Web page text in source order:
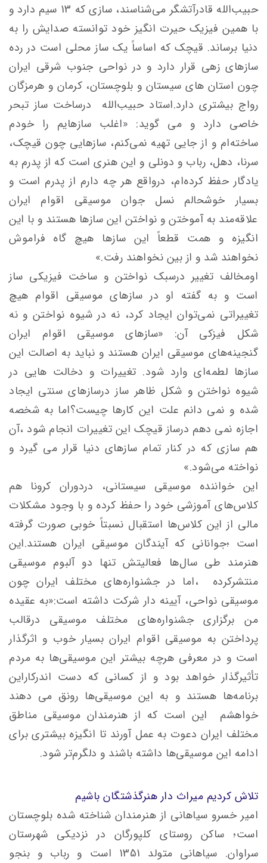
حبیب‌الله قادرآتشگر می‌شناسند، سازی که 13 سیم دارد و
با همین فیزیک حیرت انگیز خود توانسته صدایش را به
دنیا برساند. قیچک که اساساً یک ساز محلی است در رده
سازهای زهی قرار دارد و در نواحی جنوب شرقی ایران
چون استان های سیستان و بلوچستان، کرمان و هرمزگان
رواج بیشتری دارد.استاد حبیب‌الله درساخت ساز تبحر
خاصی دارد و می گوید: «اغلب سازهایم را خودم
ساخته‌ام و از جایی تهیه نمی‌کنم، سازهایی چون قیچک،
سرنا، دهل، رباب و دونلی و این هنری است که از پدرم به
یادگار حفظ کرده‌ام، درواقع هر چه دارم از پدرم است و
بسیار خوشحالم نسل جوان موسیقی اقوام ایران
علاقه‌مند به آموختن و نواختن این سازها هستند و با این
انگیزه و همت قطعاً این سازها هیچ گاه فراموش
نخواهند شد و از بین نخواهند رفت.»
اومخالف تغییر درسبک نواختن و ساخت فیزیکی ساز
است و به گفته او در سازهای موسیقی اقوام هیچ
تغییراتی نمی‌توان ایجاد کرد، نه در شیوه نواختن و نه
شکل فیزکی آن: «سازهای موسیقی اقوام ایران
گنجینه‌های موسیقی ایران هستند و نباید به اصالت این
سازها لطمه‌ای وارد شود. تغییرات و دخالت هایی در
شیوه نواختن و شکل ظاهر ساز درسازهای سنتی ایجاد
شده و نمی دانم علت این کارها چیست؟اما به شخصه
اجازه نمی دهم درساز قیچک این تغییرات انجام شود ،آن
هم‌ سازی که در کنار تمام سازهای دنیا قرار می گیرد و
نواخته می‌شود.»
این خواننده موسیقی سیستانی، دردوران کرونا هم
کلاس‌های آموزشی خود را حفظ کرده و با وجود مشکلات
مالی از این کلاس‌ها استقبال نسبتاً خوبی صورت گرفته
است ؛جوانانی که آیندگان موسیقی ایران هستند.این
هنرمند طی سال‌ها فعالیتش تنها دو آلبوم موسیقی
منتشرکرده ،اما در جشنواره‌های مختلف ایران چون
موسیقی نواحی، آیینه دار شرکت داشته است:«به عقیده
من برگزاری جشنواره‌های مختلف موسیقی درقالب
پرداختن به موسیقی اقوام ایران بسیار خوب و اثر‌گذار
است و در معرفی هرچه بیشتر این موسیقی‌ها به مردم
تأثیرگذار خواهد بود و از کسانی که دست اندرکاراین
برنامه‌ها هستند و به این موسیقی‌ها رونق می دهند
خواهشم این است که از هنرمندان موسیقی مناطق
مختلف ایران دعوت به عمل آورند تا انگیزه بیشتری برای
ادامه این موسیقی‌ها داشته باشند و دلگرم‌تر شود.
تلاش کردیم میراث دار هنرگذشتگان باشیم
امیر خسرو سیاهانی از هنرمندان شناخته شده بلوچستان
است؛ ساکن روستای کلپورگان در نزدیکی شهرستان
سراوان. سیاهانی متولد 1351 است و رباب و بنجو